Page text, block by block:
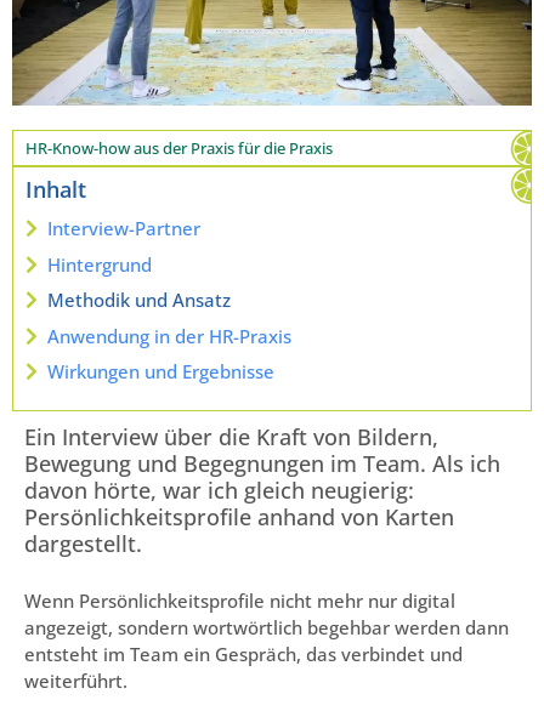
HR-Know-how aus der Praxis für die Praxis
Inhalt
Interview-Partner
Hintergrund
Methodik und Ansatz
Anwendung in der HR-Praxis
Wirkungen und Ergebnisse
Ein Interview über die Kraft von Bildern,
Bewegung und Begegnungen im Team. Als ich
davon hörte, war ich gleich neugierig:
Persönlichkeitsprofile anhand von Karten
dargestellt.
Wenn Persönlichkeitsprofile nicht mehr nur digital
angezeigt, sondern wortwörtlich begehbar werden dann
entsteht im Team ein Gespräch, das verbindet und
weiterführt.